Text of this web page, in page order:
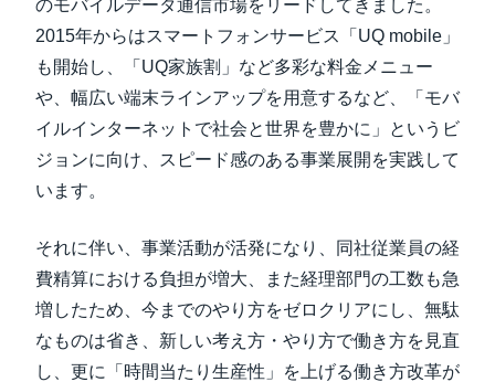
のモバイルデータ通信市場をリードしてきました。
2015年からはスマートフォンサービス「UQ mobile」
も開始し、「UQ家族割」など多彩な料金メニュー
や、幅広い端末ラインアップを用意するなど、「モバ
イルインターネットで社会と世界を豊かに」というビ
ジョンに向け、スピード感のある事業展開を実践して
います。
それに伴い、事業活動が活発になり、同社従業員の経
費精算における負担が増大、また経理部門の工数も急
増したため、今までのやり方をゼロクリアにし、無駄
なものは省き、新しい考え方・やり方で働き方を見直
し、更に「時間当たり生産性」を上げる働き方改革が